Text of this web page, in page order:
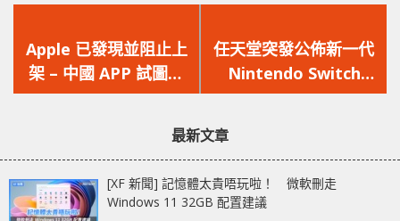
一
篇
文
Apple 已發現並阻止上
架 – 中國 APP 試圖繞
過 iOS 反追蹤機制，聯
一
篇
文
任天堂突發公佈新一代
Nintendo Switch
OLED 版，上市日期、
最新文章
[XF 新聞] 記憶體太貴唔玩啦！ 微軟刪走
Windows 11 32GB 配置建議